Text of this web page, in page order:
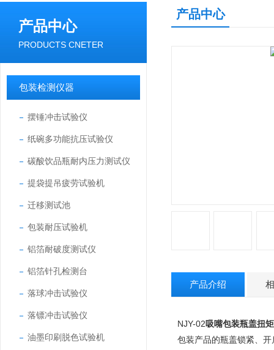
产品中心
PRODUCTS CNETER
包装检测仪器
摆锤冲击试验仪
纸碗多功能抗压试验仪
碳酸饮品瓶耐内压力测试仪
提袋提吊疲劳试验机
迁移测试池
包装耐压试验机
铝箔耐破度测试仪
铝箔针孔检测台
落球冲击试验仪
落镖冲击试验仪
油墨印刷脱色试验机
产品中心
产品介绍
NJY-02吸嘴包装瓶盖扭
包装产品的瓶盖锁紧、